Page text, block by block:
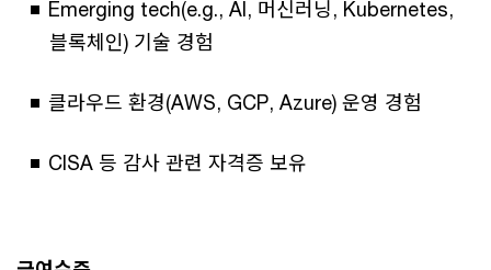
Emerging tech(e.g., AI, 머신러닝, Kubernetes,
블록체인) 기술 경험
클라우드 환경(AWS, GCP, Azure) 운영 경험
CISA 등 감사 관련 자격증 보유